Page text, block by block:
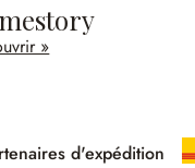
»
d'expédition